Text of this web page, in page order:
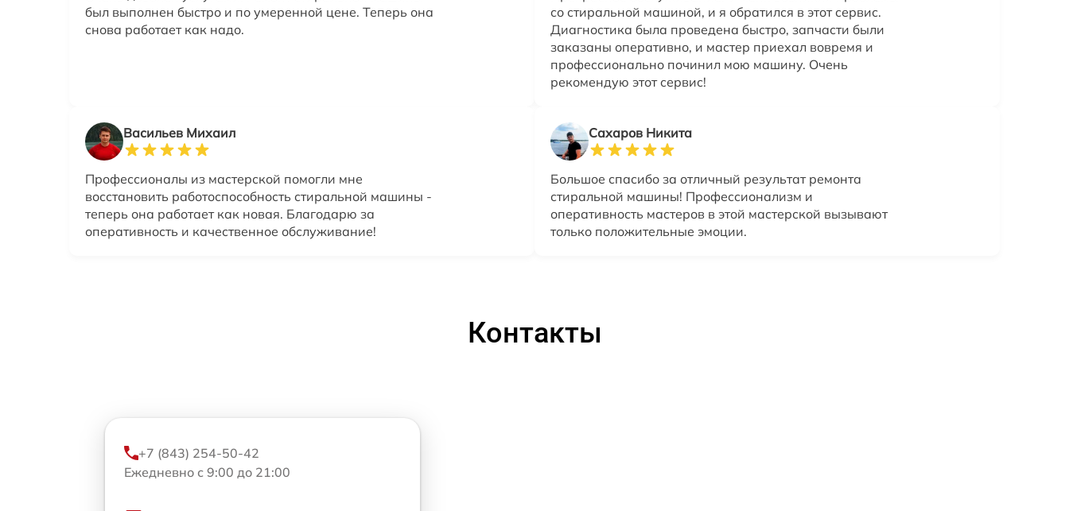
был выполнен быстро и по умеренной цене. Теперь она
снова работает как надо.
со стиральной машиной, и я обратился в этот сервис.
Диагностика была проведена быстро, запчасти были
заказаны оперативно, и мастер приехал вовремя и
профессионально починил мою машину. Очень
рекомендую этот сервис!
Васильев Михаил
Профессионалы из мастерской помогли мне
восстановить работоспособность стиральной машины -
теперь она работает как новая. Благодарю за
оперативность и качественное обслуживание!
Сахаров Никита
Большое спасибо за отличный результат ремонта
стиральной машины! Профессионализм и
оперативность мастеров в этой мастерской вызывают
только положительные эмоции.
Контакты
+7 (843) 254-50-42
Ежедневно с 9:00 до 21:00